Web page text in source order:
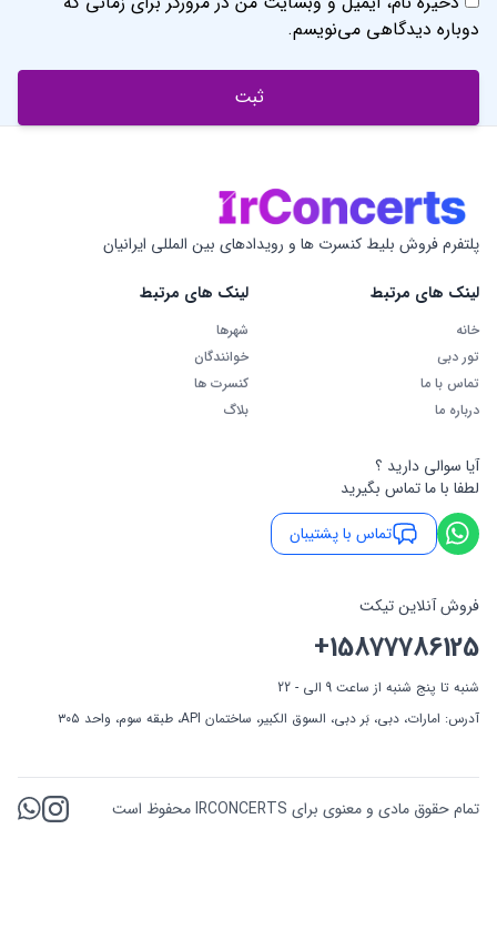
دوباره دیدگاهی می‌نویسم.
پلتفرم فروش بلیط کنسرت ها و رویدادهای بین المللی ایرانیان
لینک های مرتبط
خانه
تور دبی
تماس با ما
درباره ما
لینک های مرتبط
شهرها
خوانندگان
کنسرت ها
بلاگ
آیا سوالی دارید ؟
لطفا با ما تماس بگیرید
تماس با پشتیبان
فروش آنلاین تیکت
+15877786125
شنبه تا پنج شنبه از ساعت 9 الی - 22
آدرس: امارات، دبی، بَر دبی، السوق الکبیر، ساختمان API، طبقه سوم، واحد ۳۰۵
تمام حقوق مادی و معنوی برای IRCONCERTS محفوظ است